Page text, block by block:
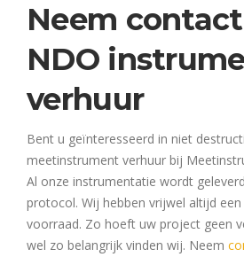
Neem
NDO
verhuur
Bent u geïnteresseerd in niet
meetinstrument verhuur bij
Al onze instrumentatie wordt
protocol. Wij hebben vrijwel altijd
voorraad. Zo hoeft uw project geen
wel zo belangrijk vinden wij. Neem